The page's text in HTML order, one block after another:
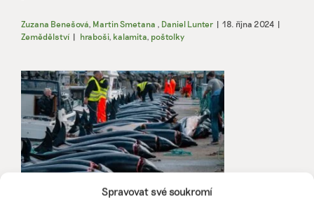
Spravovat své soukromí
Zuzana Benešová, Martin Smetana , Daniel Lunter | 18. října 2024 |
Zemědělství | hraboši, kalamita, poštolky